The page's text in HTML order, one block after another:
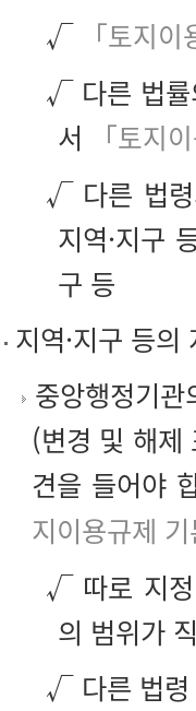
√ 「토지
√ 다른 법률
서
「토지
√ 다른 법령
지역·지구
구 등
지역·지구 등의
중앙행정기
(변경 및 해제
견을 들어야
지이용규제
√ 따로 지정
의 범위가
√ 다른 법령